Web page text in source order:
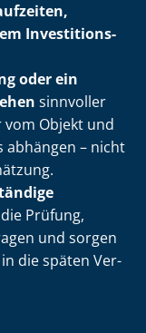
In­ves­ti­ti­ons­
oder ein
sinnvoller
Objekt und
abhängen – nicht
Prüfung,
und sorgen
die späten Ver­